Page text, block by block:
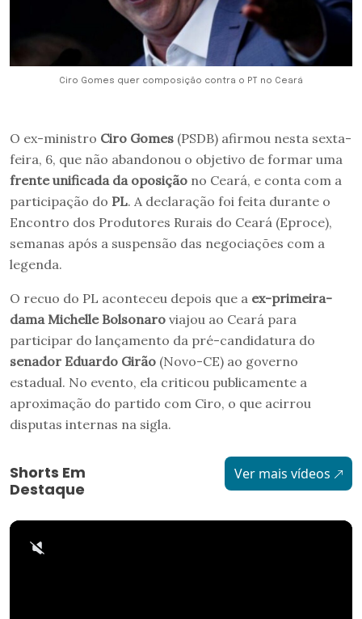
Ciro Gomes quer composição contra o PT no Ceará
O ex-ministro Ciro Gomes (PSDB) afirmou nesta sexta-
feira, 6, que não abandonou o objetivo de formar uma
frente unificada da oposição no Ceará, e conta com a
participação do PL. A declaração foi feita durante o
Encontro dos Produtores Rurais do Ceará (Eproce),
semanas após a suspensão das negociações com a
legenda.
O recuo do PL aconteceu depois que a ex-primeira-
dama Michelle Bolsonaro viajou ao Ceará para
participar do lançamento da pré-candidatura do
senador Eduardo Girão (Novo-CE) ao governo
estadual. No evento, ela criticou publicamente a
aproximação do partido com Ciro, o que acirrou
disputas internas na sigla.
Shorts Em
Destaque
Ver mais vídeos